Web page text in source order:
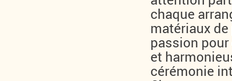
chaque
matériaux
passion
et
cérémonie